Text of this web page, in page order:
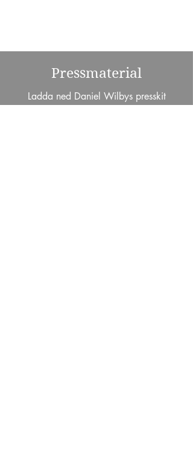
Pressmaterial
Ladda ned Daniel Wilbys presskit